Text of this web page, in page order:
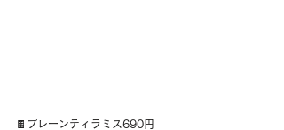
🍫プレーンティラミス690円